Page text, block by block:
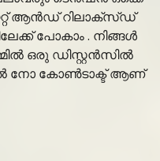
ആൻഡ് റിലാക്സ്ഡ്
പോകാം . നിങ്ങൾ
ഒരു ഡിസ്റ്റൻസിൽ
നോ കോൺടാക്ട് ആണ്